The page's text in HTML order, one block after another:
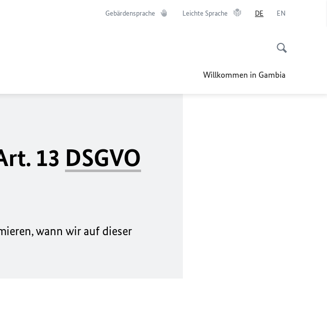
Gebärdensprache Leichte Sprache DE EN
Willkommen in Gambia
13 DSGVO
wann wir auf dieser